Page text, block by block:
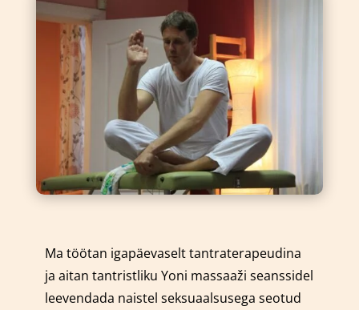
Ma töötan igapäevaselt tantraterapeudina
ja aitan tantristliku Yoni massaaži seanssidel
leevendada naistel seksuaalsusega seotud